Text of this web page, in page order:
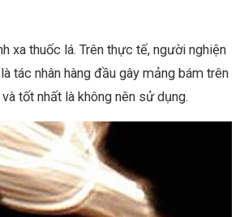
xa thuốc lá. Trên thực tế, người nghiện
tác nhân hàng đầu gây mảng bám trên
tốt nhất là không nên sử dụng.